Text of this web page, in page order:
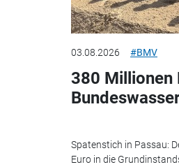
03.08.2026 #BMV
380 Millionen
Spatenstich in Passau:
Euro in die